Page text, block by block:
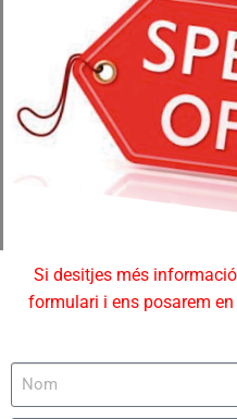
Si desitjes més
formulari i ens posarem